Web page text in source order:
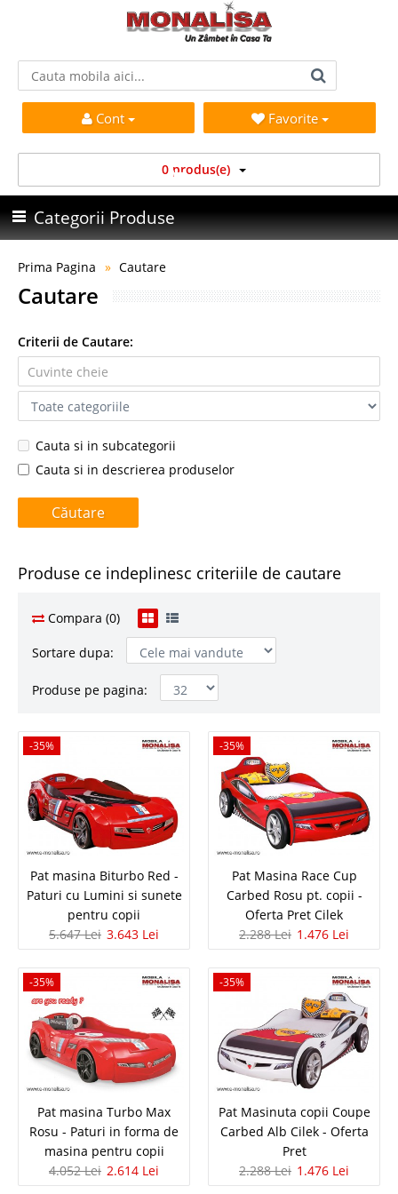
Cont Favorite
0 produs(e)
Categorii Produse
Prima Pagina Cautare
Cautare
Criterii de Cautare:
Cauta si in subcategorii
Cauta si in descrierea produselor
Produse ce indeplinesc criteriile de cautare
Compara (0)
Sortare dupa:
Produse pe pagina:
-35%
Pat masina Biturbo Red - Paturi cu
Lumini si sunete pentru copii
Pat masina pentru copii BITURBO Rosu CILEK ⭐ Paturi masinuta cu Lumini
sport care aduce un ambient fantastic in camera copilului. Patul pentru
copii Biturbo este un pat de calitate ce incorporeaza dotari uimitoare pre..
Compara
5.647 Lei
3.643 Lei
In Stoc
Vezi Detalii
Adauga la Favorite
-35%
Pat masina Biturbo Red -
Paturi cu Lumini si sunete
pentru copii
5.647 Lei 3.643 Lei
-35%
Pat Masina Race Cup
Carbed Rosu pt. copii -
Oferta Pret Cilek
2.288 Lei 1.476 Lei
-35%
Pat masina Turbo Max
Rosu - Paturi in forma de
masina pentru copii
4.052 Lei 2.614 Lei
-35%
Pat Masinuta copii Coupe
Carbed Alb Cilek - Oferta
Pret
2.288 Lei 1.476 Lei